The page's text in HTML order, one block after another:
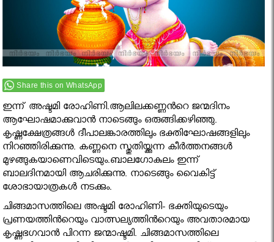
Share this on WhatsApp
ഇന്ന് അഷ്ടമി രോഹിണി.ആലിലക്കണ്ണന്‍റെ ജന്മദിനം
ആഘോഷമാക്കുവാന്‍ നാടെങ്ങും ഒരുങ്ങിക്കഴിഞ്ഞു.
കൃഷ്ണക്ഷേത്രങ്ങള്‍ ദീപാലങ്കാരത്തിലും ഭക്തിഘോഷങ്ങളിലും
നിറഞ്ഞിരിക്കുന്നു. കണ്ണനെ സ്തുതിയ്ക്കുന്ന കീര്‍ത്തനങ്ങള്‍
മുഴങ്ങുകയാണെവിടെയും.ബാലഗോകുലം ഇന്ന്
ബാലദിനമായി ആചരിക്കുന്നു. നാടെങ്ങും വൈകിട്ട്
ശോഭായാത്രകള്‍ നടക്കും.
ചിങ്ങമാസത്തിലെ അഷ്ടമി രോഹിണി- ഭക്തിയുടെയും
പ്രണയത്തിന്‍റെയും വാത്സല്യത്തിന്‍റെയും അവതാരമായ
കൃഷ്ണഭഗവാന്‍ പിറന്ന ജന്മാഷ്ടമി. ചിങ്ങമാസത്തിലെ